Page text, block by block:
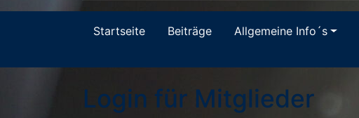
Startseite Beiträge Allgemeine Info´s
Login für Mitglieder